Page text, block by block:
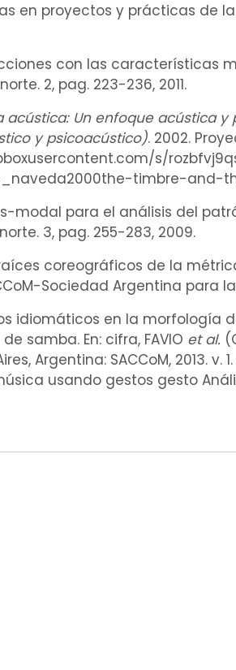
en proyectos y prácticas de
con las características
2, pag. 223-236, 2011.
Un enfoque acústica
y psicoacústico). 2002.
s/
timbre-and-
modal para el análisis del
3, pag. 255-283, 2009.
raíces coreográficos de la
Sociedad Argentina para
idiomáticos en la
samba. En: cifra, FAVIO et al.
Argentina: SACCoM, 2013. v. 1.
usando gestos gesto